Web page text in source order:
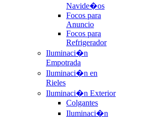
Navide�os
Focos para
Anuncio
Focos para
Refrigerador
Iluminaci�n
Empotrada
Iluminaci�n en
Rieles
Iluminaci�n Exterior
Colgantes
Iluminaci�n